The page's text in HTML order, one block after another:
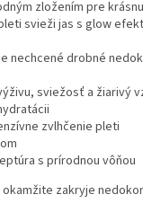
zložením pre
svieži jas s glow
nechcené drobné
sviežosť a žiarivý
zvlhčenie pleti
s prírodnou vôňou
okamžite zakryje